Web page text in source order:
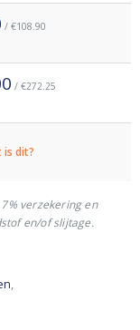
/ €108.90
/ €272.25
is dit?
verzekering en
en/of slijtage.